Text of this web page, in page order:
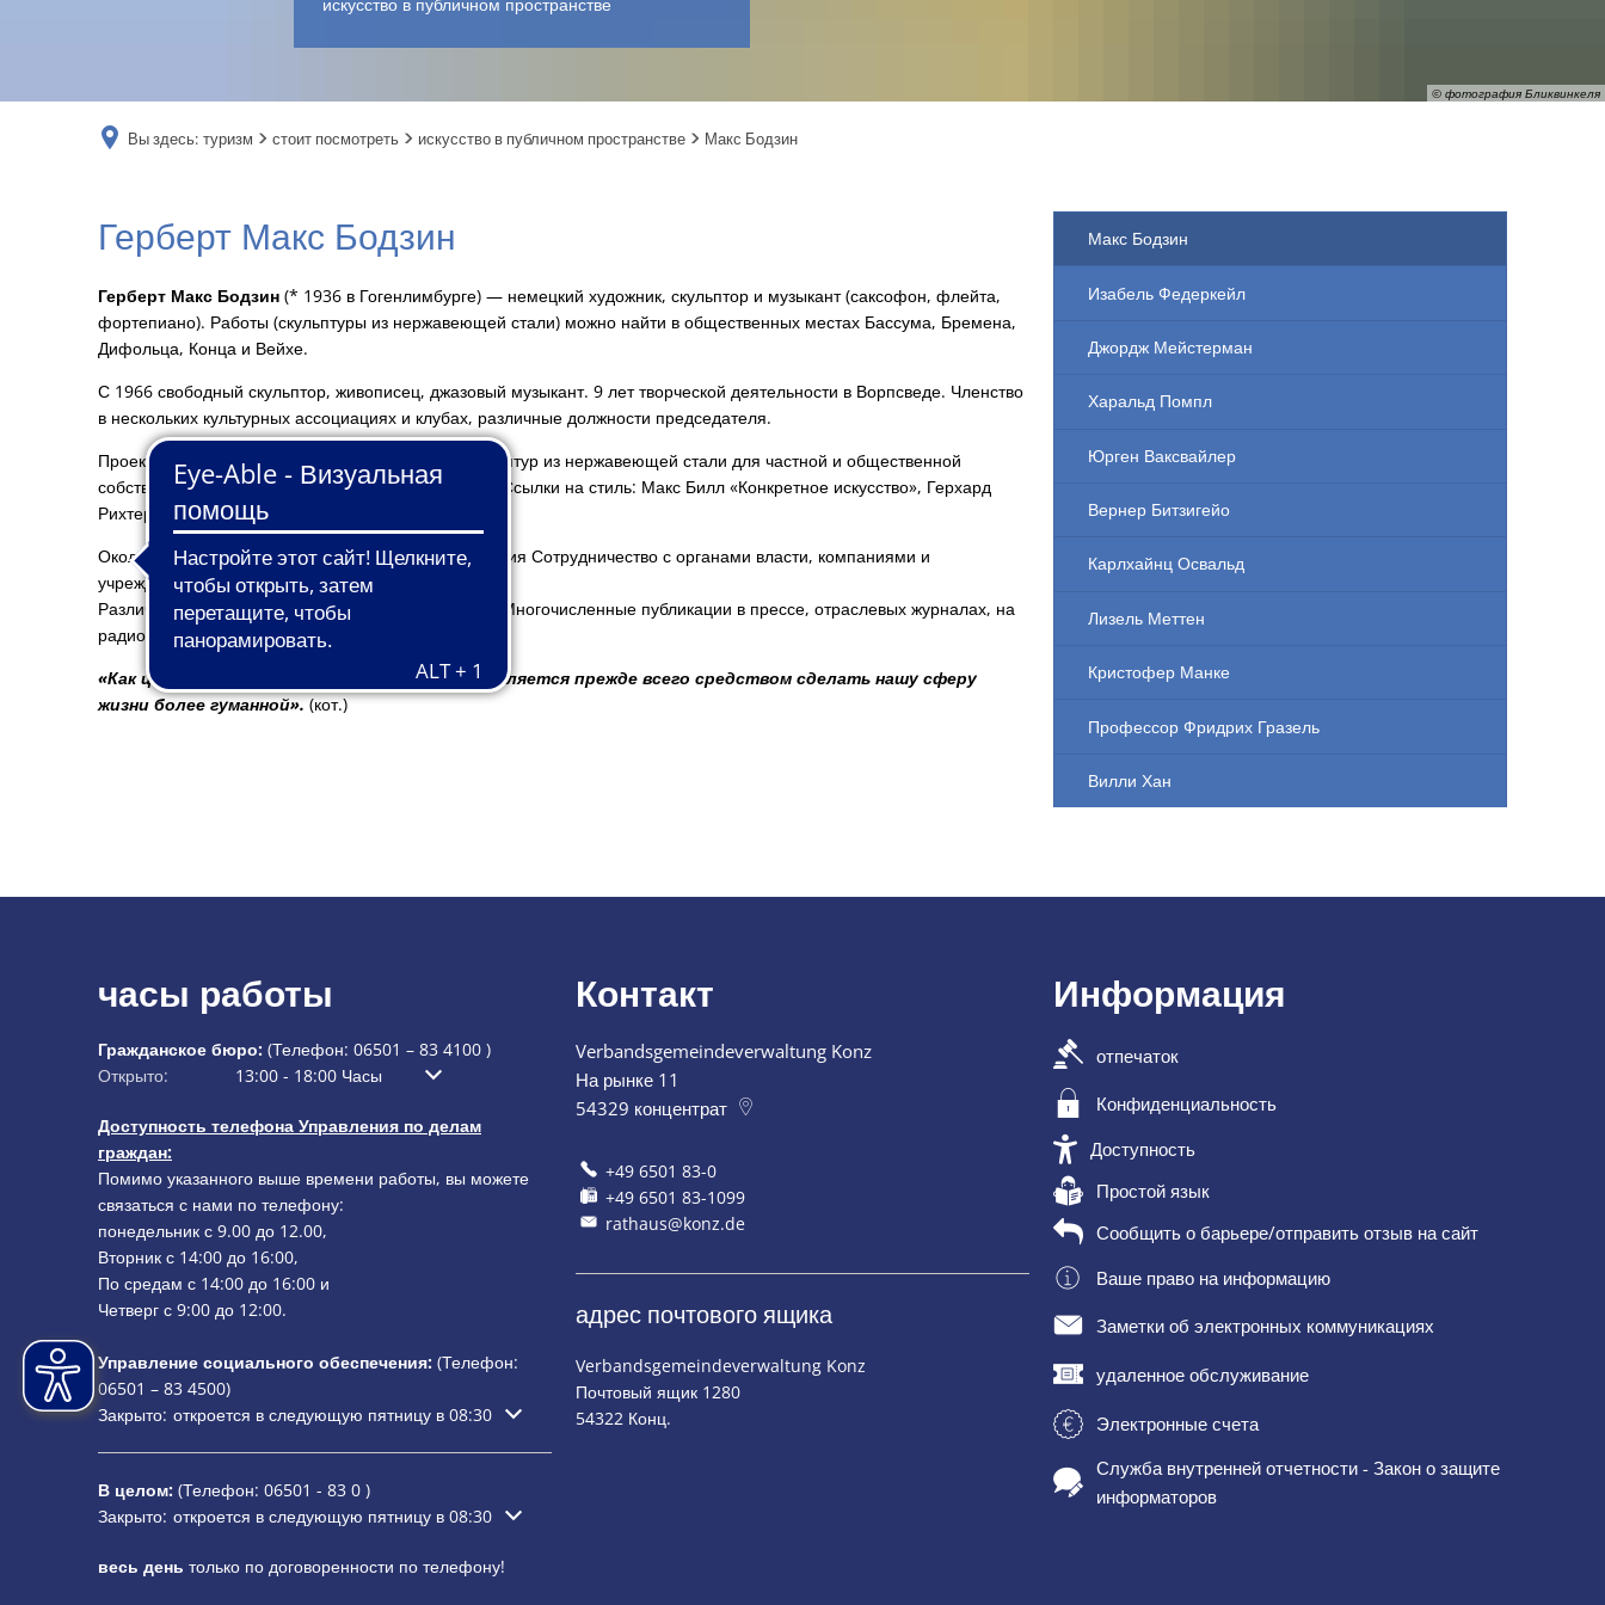
© фотография Бликвинкеля
Вы здесь: туризм стоит посмотреть искусство в публичном пространстве Макс Бодзин
Бодзин
Герберт Макс Бодзин
Герберт Макс Бодзин (* 1936 в Гогенлимбурге) — немецкий художник, скульптор и музыкант (саксофон, флейта,
фортепиано). Работы (скульптуры из нержавеющей стали) можно найти в общественных местах Бассума, Бремена,
Дифольца, Конца и Вейхе.
С 1966 свободный скульптор, живописец, джазовый музыкант. 9 лет творческой деятельности в Ворпсведе. Членство
в нескольких культурных ассоциациях и клубах, различные должности председателя.
Проектирование и производство масштабных скульптур из нержавеющей стали для частной и общественной
собственности. Абстрактная живопись (INFORMEL) Ссылки на стиль: Макс Билл «Конкретное искусство», Герхард
Рихтер. Продажи в стране и за рубежом
Около 40 совместных и 24 индивидуальных созвездия Сотрудничество с органами власти, компаниями и
учреждениями.
Различные паблик-арт акции и награды конкурсов. Многочисленные публикации в прессе, отраслевых журналах, на
радио и телевидении.
«Как центр культурной истории искусство является прежде всего средством сделать нашу сферу
жизни более гуманной».(кот.)
Макс Бодзин
Изабель Федеркейл
Джордж Мейстерман
Харальд Помпл
Юрген Ваксвайлер
Вернер Битзигейо
Карлхайнц Освальд
Лизель Меттен
Кристофер Манке
Профессор Фридрих Гразель
Вилли Хан
часы работы
Гражданское бюро: (Телефон: 06501 – 83 4100 )
Нажмите, чтобы скрыть дополнительное время открытия или закрытия
Открыто: 13:00 - 18:00 Часы С 13:00 до 18:00.
Доступность телефона Управления по делам
граждан:
Помимо указанного выше времени работы, вы можете
связаться с нами по телефону:
понедельник с 9.00 до 12.00,
Вторник с 14:00 до 16:00,
По средам с 14:00 до 16:00 и
Четверг с 9:00 до 12:00.
Управление социального обеспечения: (Телефон:
06501 – 83 4500)
Нажмите, чтобы скрыть дополнительное время открытия или закрытия
Закрыто: откроется в следующую пятницу в 08:30
В целом: (Телефон: 06501 - 83 0 )
Нажмите, чтобы скрыть дополнительное время открытия или закрытия
Закрыто: откроется в следующую пятницу в 08:30
весь день только по договоренности по телефону!
Контакт
Verbandsgemeindeverwaltung Konz
На рынке 11
54329 концентрат
+49 6501 83-0
+49 6501 83-1099
rathaus@konz.de
адрес почтового ящика
Verbandsgemeindeverwaltung Konz
Почтовый ящик 1280
54322 Конц.
Информация
отпечаток
Конфиденциальность
Доступность
Простой язык
Сообщить о барьере/отправить отзыв на сайт
Ваше право на информацию
Заметки об электронных коммуникациях
удаленное обслуживание
Электронные счета
Служба внутренней отчетности - Закон о защите
информаторов